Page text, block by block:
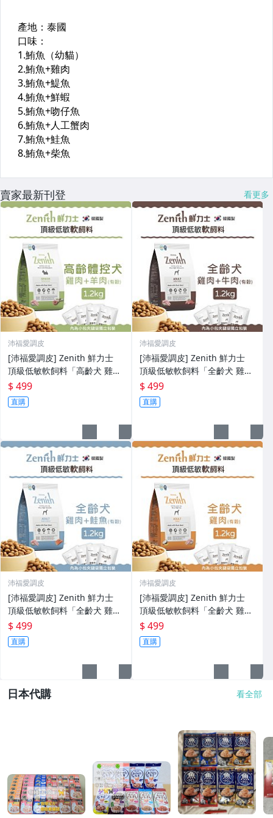
賣家最新刊登 看更多
沛福愛調皮
[沛福愛調皮] Zenith 鮮力士
頂級低敏軟飼料「高齡犬 雞肉
+羊肉 1.2kg(有榖)」全齡犬飼
料 狗飼料 成犬飼料【AP^D01-
25/01】
$ 499
直購
沛福愛調皮
[沛福愛調皮] Zenith 鮮力士
頂級低敏軟飼料「全齡犬 雞肉
+牛肉 1.2kg(有榖)」全齡犬飼
料 狗飼料 成犬飼料【AP^D01-
24/01】
$ 499
直購
沛福愛調皮
[沛福愛調皮] Zenith 鮮力士
頂級低敏軟飼料「全齡犬 雞肉
+鮭魚 1.2kg(有榖)」全齡犬飼
料 狗飼料 成犬飼料【AP^D01-
23/01】
$ 499
直購
沛福愛調皮
[沛福愛調皮] Zenith 鮮力士
頂級低敏軟飼料「全齡犬 雞肉
1.2kg(有榖)」全齡犬飼料 狗飼
料 成犬飼料【AP^D01-22/0
1】
$ 499
直購
日本代購 看全部